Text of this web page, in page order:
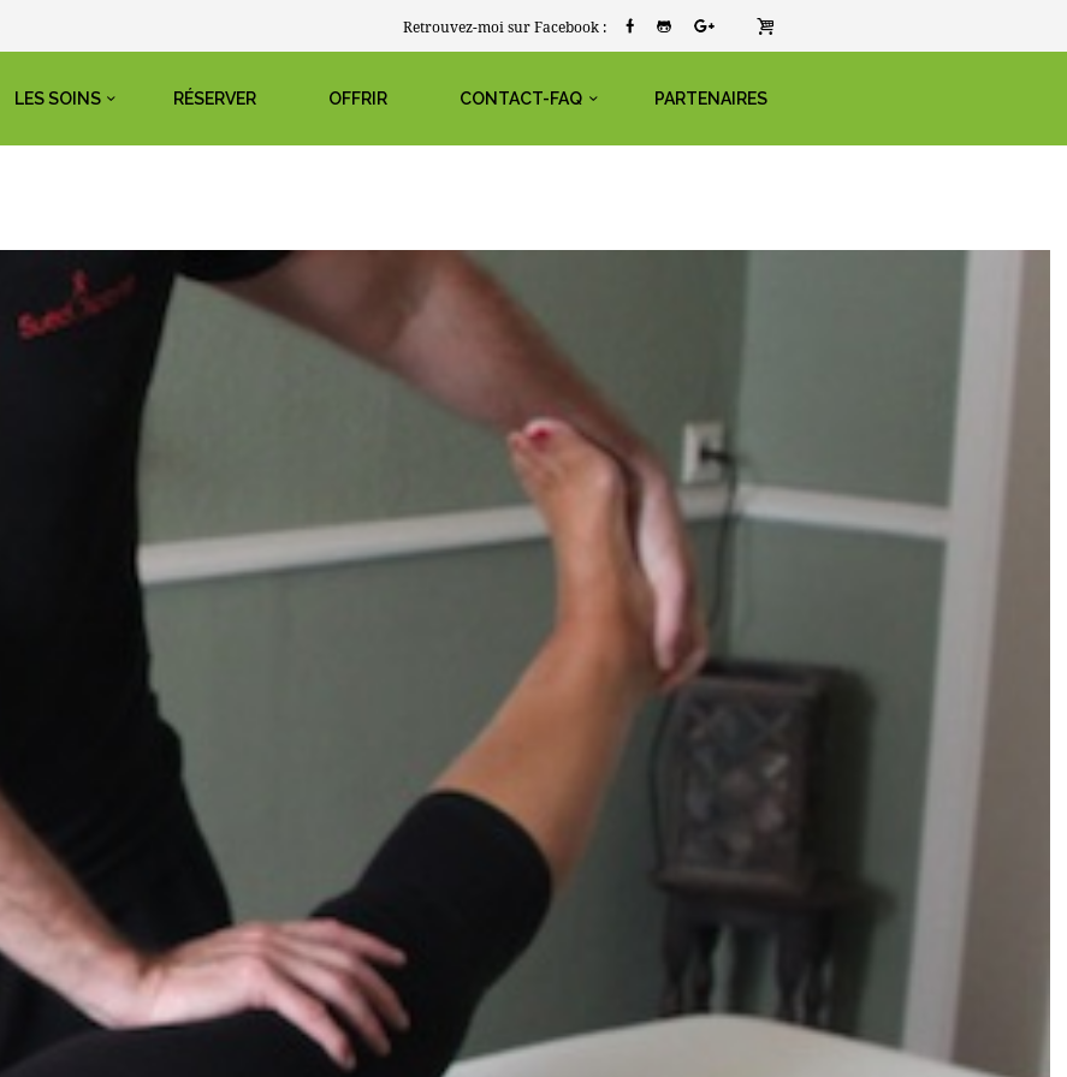
Retrouvez-moi sur Facebook :
LES SOINS RÉSERVER OFFRIR CONTACT-FAQ PARTENAIRES